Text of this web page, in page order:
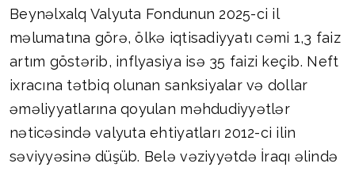
Beynəlxalq Valyuta Fondunun 2025-ci il
məlumatına görə, ölkə iqtisadiyyatı cəmi 1,3 faiz
artım göstərib, inflyasiya isə 35 faizi keçib. Neft
ixracına tətbiq olunan sanksiyalar və dollar
əməliyyatlarına qoyulan məhdudiyyətlər
nəticəsində valyuta ehtiyatları 2012-ci ilin
səviyyəsinə düşüb. Belə vəziyyətdə İraqı əlində